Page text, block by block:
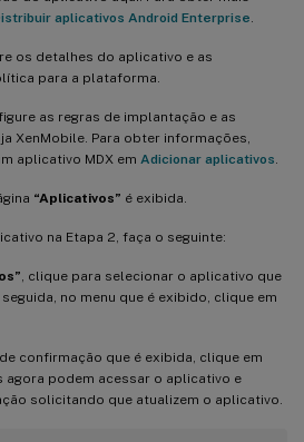
aplicativos Android Enterprise.
os detalhes do aplicativo e as
para a plataforma.
as regras de implantação e as
XenMobile. Para obter informações,
aplicativo MDX em Adicionar aplicativos.
“Aplicativos” é exibida.
na Etapa 2, faça o seguinte:
, clique para selecionar o aplicativo que
no menu que é exibido, clique em
confirmação que é exibida, clique em
agora podem acessar o aplicativo e
solicitando que atualizem o aplicativo.